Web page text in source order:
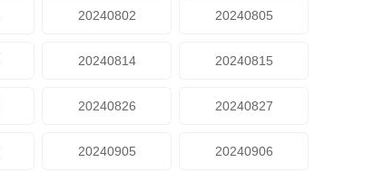
20240802 20240805
20240814 20240815
20240826 20240827
20240905 20240906